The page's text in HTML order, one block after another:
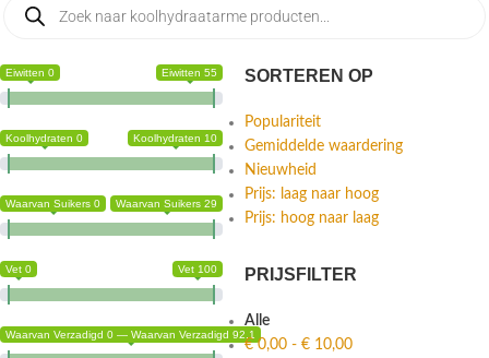
Eiwitten 0 Eiwitten 55
Koolhydraten 0 Koolhydraten 10
Waarvan Suikers 0 Waarvan Suikers 29
Vet 0 Vet 100
Waarvan Verzadigd 0 — Waarvan Verzadigd 92.1
SORTEREN OP
Populariteit
Gemiddelde waardering
Nieuwheid
Prijs: laag naar hoog
Prijs: hoog naar laag
PRIJSFILTER
Alle
€0,00 - € 10,00